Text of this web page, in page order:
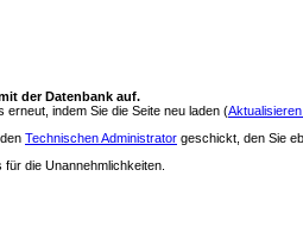
der Datenbank auf.
erneut, indem Sie die Seite neu laden (
Technischen Administrator geschickt, den Sie
die Unannehmlichkeiten.